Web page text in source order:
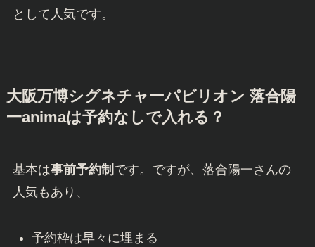
として人気です。
大阪万博シグネチャーパビリオン 落合陽
一animaは予約なしで入れる？
基本は事前予約制 です。ですが、落合陽一さんの
人気もあり、
予約枠は早々に埋まる